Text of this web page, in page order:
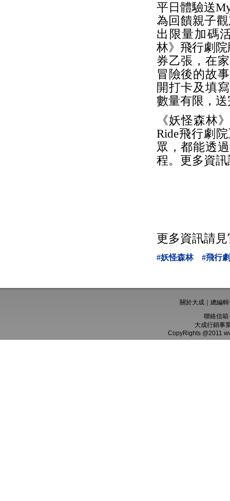
平日體驗送
為回饋親子
出限量加碼
林》飛行劇
券乙張，在
冒險後的故
開打卡及填
數量有限，
《妖怪森林
Ride飛行劇
眾，都能透
程。更多資
更多資訊請見
#妖怪森林 #飛行